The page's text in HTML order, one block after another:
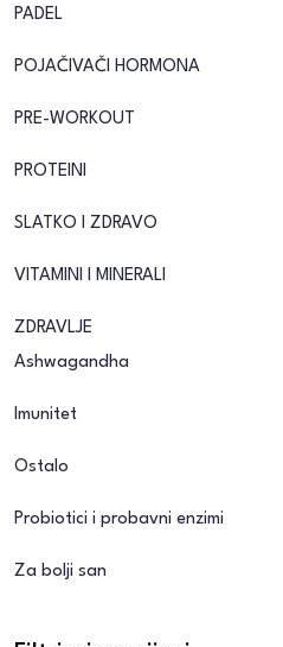
PADEL
POJAČIVAČI HORMONA
PRE-WORKOUT
PROTEINI
SLATKO I ZDRAVO
VITAMINI I MINERALI
ZDRAVLJE
Ashwagandha
Imunitet
Ostalo
Probiotici i probavni enzimi
Za bolji san